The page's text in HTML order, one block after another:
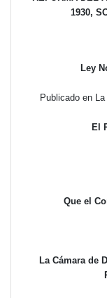
1930,
Ley
Publicado en
El
Que el
La Cámara de